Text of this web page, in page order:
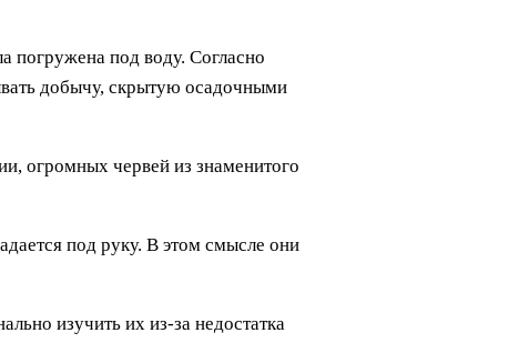
погружена под воду. Согласно
добычу, скрытую осадочными
огромных червей из знаменитого
под руку. В этом смысле они
изучить их из-за недостатка